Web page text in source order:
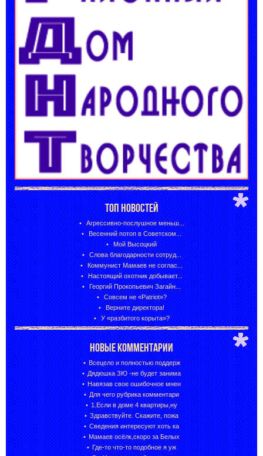
ТОП НОВОСТЕЙ
Агрессивно-послушное меньш...
Весенний потоп в Советском...
Мой Высоцкий
Слова благодарности сотруд...
Коммунист Мамаев не соглас...
Настоящий охотник добывает...
Георгий Прокопьевич Загайн...
Совсем не «Patriot»?
Верните директора!
У «разбитого корыта»?
НОВЫЕ КОММЕНТАРИИ
Всецело и полностью поддерж
Дядюшка ЗЮ -не будет занима
Навязав свое ошибочное мнен
Для чего рубрика комментари
1.Если в доме 4 квартиры,ну
Здравствуйте. Скажите, пожа
Сведения интересуют хоть ка
Мамаев осёлк,скоро за Белых
Где-то что-то подобное я уж